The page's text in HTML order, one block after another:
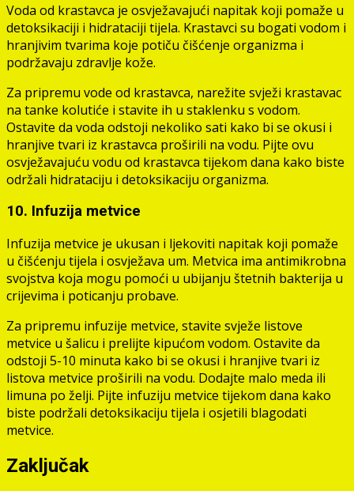
Voda od krastavca je osvježavajući napitak koji pomaže u
detoksikaciji i hidrataciji tijela. Krastavci su bogati vodom i
hranjivim tvarima koje potiču čišćenje organizma i
podržavaju zdravlje kože.
Za pripremu vode od krastavca, narežite svježi krastavac
na tanke kolutiće i stavite ih u staklenku s vodom.
Ostavite da voda odstoji nekoliko sati kako bi se okusi i
hranjive tvari iz krastavca proširili na vodu. Pijte ovu
osvježavajuću vodu od krastavca tijekom dana kako biste
održali hidrataciju i detoksikaciju organizma.
10. Infuzija metvice
Infuzija metvice je ukusan i ljekoviti napitak koji pomaže
u čišćenju tijela i osvježava um. Metvica ima antimikrobna
svojstva koja mogu pomoći u ubijanju štetnih bakterija u
crijevima i poticanju probave.
Za pripremu infuzije metvice, stavite svježe listove
metvice u šalicu i prelijte kipućom vodom. Ostavite da
odstoji 5-10 minuta kako bi se okusi i hranjive tvari iz
listova metvice proširili na vodu. Dodajte malo meda ili
limuna po želji. Pijte infuziju metvice tijekom dana kako
biste podržali detoksikaciju tijela i osjetili blagodati
metvice.
Zaključak